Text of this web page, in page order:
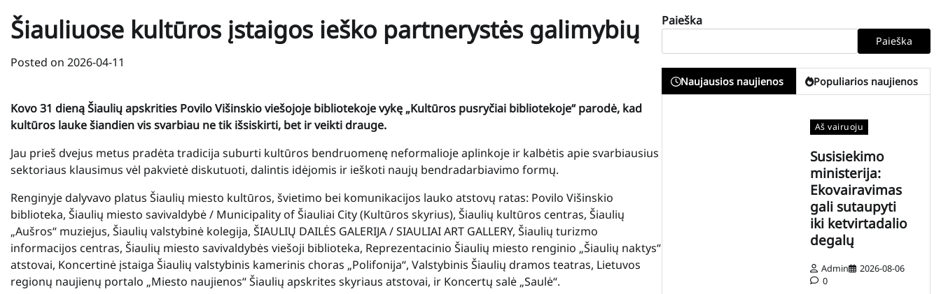
Šiauliuose kultūros įstaigos ieško partnerystės galimybių
Posted on 2026-04-11
Kovo 31 dieną Šiaulių apskrities Povilo Višinskio viešojoje bibliotekoje vykę „Kultūros pusryčiai bibliotekoje“ parodė, kad
kultūros lauke šiandien vis svarbiau ne tik išsiskirti, bet ir veikti drauge.
Jau prieš dvejus metus pradėta tradicija suburti kultūros bendruomenę neformalioje aplinkoje ir kalbėtis apie svarbiausius
sektoriaus klausimus vėl pakvietė diskutuoti, dalintis idėjomis ir ieškoti naujų bendradarbiavimo formų.
Renginyje dalyvavo platus Šiaulių miesto kultūros, švietimo bei komunikacijos lauko atstovų ratas: Povilo Višinskio
biblioteka, Šiaulių miesto savivaldybė / Municipality of Šiauliai City (Kultūros skyrius), Šiaulių kultūros centras, Šiaulių
„Aušros“ muziejus, Šiaulių valstybinė kolegija, ŠIAULIŲ DAILĖS GALERIJA / SIAULIAI ART GALLERY, Šiaulių turizmo
informacijos centras, Šiaulių miesto savivaldybės viešoji biblioteka, Reprezentacinio Šiaulių miesto renginio „Šiaulių naktys“
atstovai, Koncertinė įstaiga Šiaulių valstybinis kamerinis choras „Polifonija“, Valstybinis Šiaulių dramos teatras, Lietuvos
regionų naujienų portalo „Miesto naujienos“ Šiaulių apskrites skyriaus atstovai, ir Koncertų salė „Saulė“.
Paieška
Paieška
Naujausios naujienos Populiarios naujienos
Aš vairuoju
Susisiekimo
ministerija:
Ekovairavimas
gali sutaupyti
iki ketvirtadalio
degalų
Admin
2026-08-06
0